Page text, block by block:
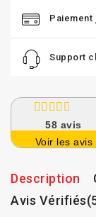
Paiement
Support
58 avis
Voir les avis
Description
Avis